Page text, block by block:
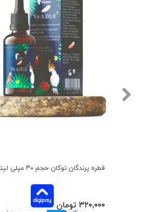
قطره پرندگان توکان حجم ۳۰ میلی لیتر
۳۲۰,۰۰۰ تومان